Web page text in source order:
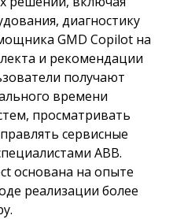
диагностику
GMD Copilot на
и рекомендации
получают
времени
просматривать
сервисные
ABB.
основана на опыте
реализации более